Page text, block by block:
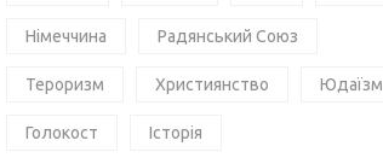
Німеччина Радянський Союз
Тероризм Християнство Юдаїзм
Голокост Історія